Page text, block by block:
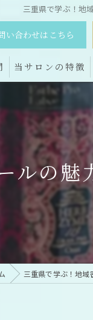
三重県で学ぶ！地
い合わせはこちら
当サロンの特徴
スクール
ドライヘッドスパ
フェイシャル
たるみ
肩こり
ルの魅
三重県で学ぶ！地